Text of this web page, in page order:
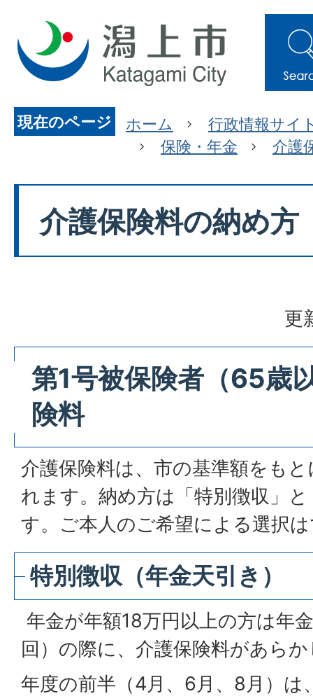
現在のページ ホーム
行政情報サイ
保険・年金
介護
介護保険料の納め方
更
第1号被保険者（65歳
険料
介護保険料は、市の基準額をも
れます。納め方は「特別徴収」
す。ご本人のご希望による選択
特別徴収（年金天引き）
年金が年額18万円以上の方は年
回）の際に、介護保険料があら
年度の前半（4月、6月、8月）は